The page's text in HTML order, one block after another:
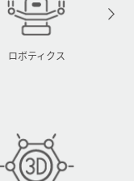
ロボティクス